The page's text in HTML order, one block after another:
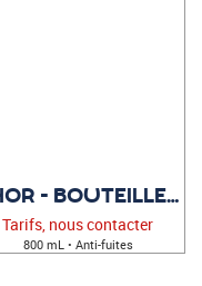
THOR - BOUTEILLE DE SPORT À PERSONNALISER
Tarifs, nous contacter
800 mL • Anti-fuites